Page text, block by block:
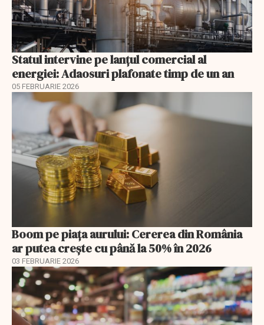
Statul intervine pe lanțul comercial al
energiei: Adaosuri plafonate timp de un an
05 FEBRUARIE 2026
Boom pe piața aurului: Cererea din România
ar putea crește cu până la 50% în 2026
03 FEBRUARIE 2026